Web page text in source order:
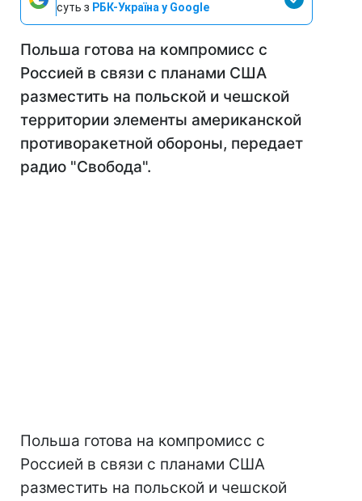
суть з РБК-Україна у Google
Польша готова на компромисс с
Россией в связи с планами США
разместить на польской и чешской
территории элементы американской
противоракетной обороны, передает
радио "Свобода".
Польша готова на компромисс с
Россией в связи с планами США
разместить на польской и чешской